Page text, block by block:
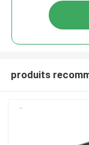
produits